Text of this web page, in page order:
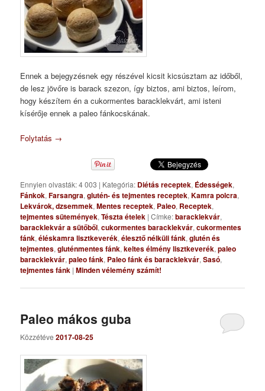
Ennek a bejegyzésnek egy részével kicsit kicsúsztam az időből,
de lesz jövőre is barack szezon, így biztos, ami biztos, leírom,
hogy készítem én a cukormentes baracklekvárt, ami isteni
kísérője ennek a paleo fánkocskának.
Folytatás →
Ennyien olvasták: 4 003 | Kategória: Diétás receptek, Édességek,
Fánkok,Farsangra,glutén- és tejmentes receptek,Kamra polcra,
Lekvárok, dzsemmek,Mentes receptek, Paleo, Receptek,
tejmentes sütemények,Tészta ételek |Címke:baracklekvár,
baracklekvár a sütőből,cukormentes baracklekvár,cukormentes
fánk,éléskamra lisztkeverék,élesztő nélküli fánk,glutén és
tejmentes,gluténmentes fánk,keltes élmény lisztkeverék,paleo
baracklekvár,paleo fánk, Paleo fánk és baracklekvár,Sasó,
tejmentes fánk |Minden vélemény számít!
Paleo mákos guba
Közzétéve2017-08-25